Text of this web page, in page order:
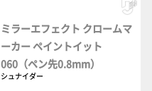
ミラーエフェクト クロームマ
ーカー ペイントイット
060（ペン先0.8mm）
シュナイダー